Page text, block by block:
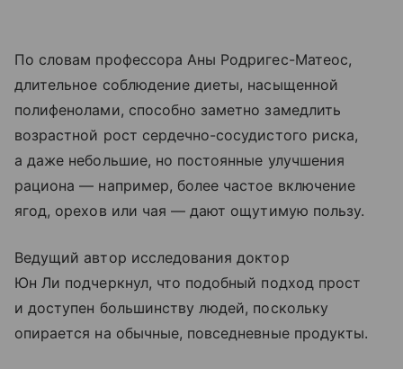
По словам профессора Аны Родригес-Матеос,
длительное соблюдение диеты, насыщенной
полифенолами, способно заметно замедлить
возрастной рост сердечно-сосудистого риска,
а даже небольшие, но постоянные улучшения
рациона — например, более частое включение
ягод, орехов или чая — дают ощутимую пользу.
Ведущий автор исследования доктор
Юн Ли подчеркнул, что подобный подход прост
и доступен большинству людей, поскольку
опирается на обычные, повседневные продукты.